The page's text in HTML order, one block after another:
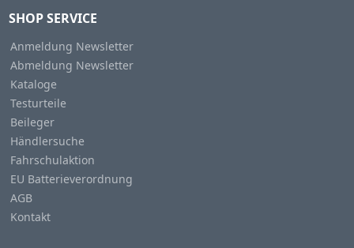
SHOP SERVICE
Anmeldung Newsletter
Abmeldung Newsletter
Kataloge
Testurteile
Beileger
Händlersuche
Fahrschulaktion
EU Batterieverordnung
AGB
Kontakt